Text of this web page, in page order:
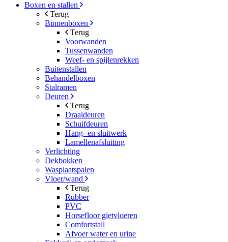
Boxen en stallen
Terug
Binnenboxen
Terug
Voorwanden
Tussenwanden
Weef- en spijlenrekken
Buitenstallen
Behandelboxen
Stalramen
Deuren
Terug
Draaideuren
Schuifdeuren
Hang- en sluitwerk
Lamellenafsluiting
Verlichting
Dekbokken
Wasplaatspalen
Vloer/wand
Terug
Rubber
PVC
Horsefloor gietvloeren
Comfortstall
Afvoer water en urine